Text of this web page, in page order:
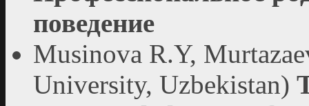
поведение
Musinova R.Y,
University, Uzbekistan)